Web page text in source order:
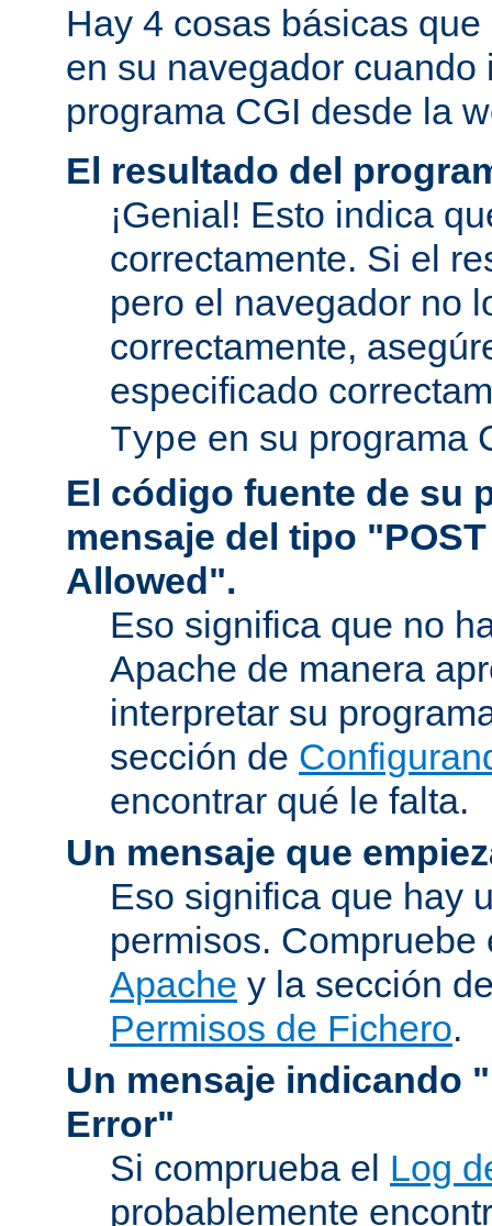
Hay 4 cosas básicas
en su navegador
programa CGI desde la
El resultado del
¡Genial! Esto indica
correctamente. Si el
pero el navegador no
correctamente,
especificado
Type en su programa
El código fuente de su
mensaje del tipo
Allowed".
Eso significa que no
Apache de manera
interpretar su
sección de
encontrar qué le falta.
Un mensaje que
Eso significa que hay
permisos.
Apache y la sección
Permisos de Fichero.
Un mensaje indicando
Error"
Si comprueba el Log
probablemente